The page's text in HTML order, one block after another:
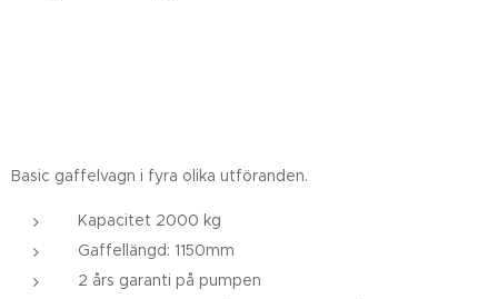
Basic gaffelvagn i fyra olika utföranden.
Kapacitet 2000 kg
Gaffellängd: 1150mm
2 års garanti på pumpen